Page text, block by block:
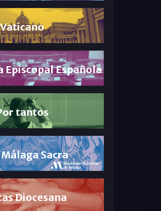
Vaticano
Episcopal Española
tantos
Sacra
Diocesana